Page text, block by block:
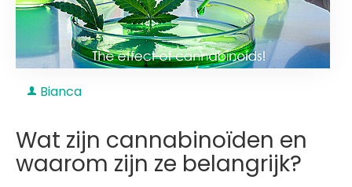
Bianca
Wat zijn cannabinoïden en
waarom zijn ze belangrijk?